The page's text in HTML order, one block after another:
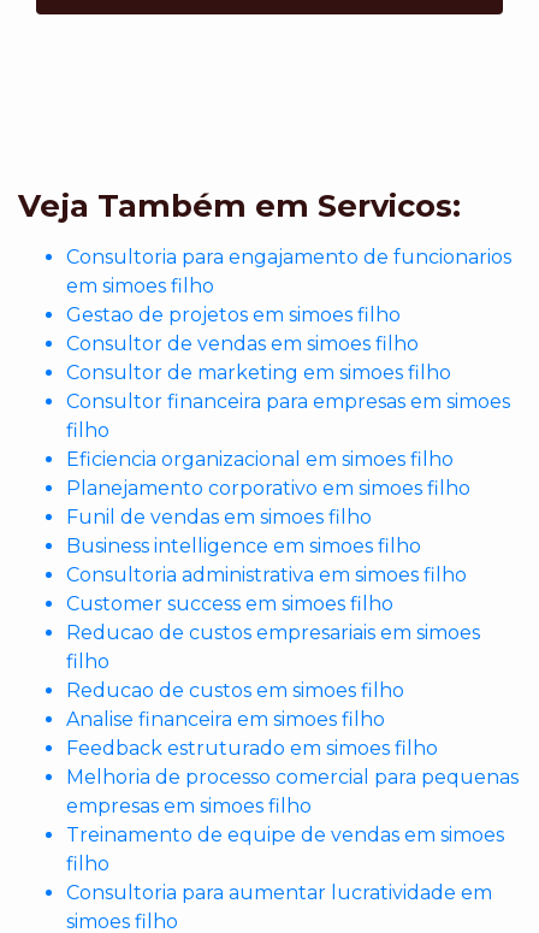
Veja Também em Servicos:
Consultoria para engajamento de funcionarios
em simoes filho
Gestao de projetos em simoes filho
Consultor de vendas em simoes filho
Consultor de marketing em simoes filho
Consultor financeira para empresas em simoes
filho
Eficiencia organizacional em simoes filho
Planejamento corporativo em simoes filho
Funil de vendas em simoes filho
Business intelligence em simoes filho
Consultoria administrativa em simoes filho
Customer success em simoes filho
Reducao de custos empresariais em simoes
filho
Reducao de custos em simoes filho
Analise financeira em simoes filho
Feedback estruturado em simoes filho
Melhoria de processo comercial para pequenas
empresas em simoes filho
Treinamento de equipe de vendas em simoes
filho
Consultoria para aumentar lucratividade em
simoes filho